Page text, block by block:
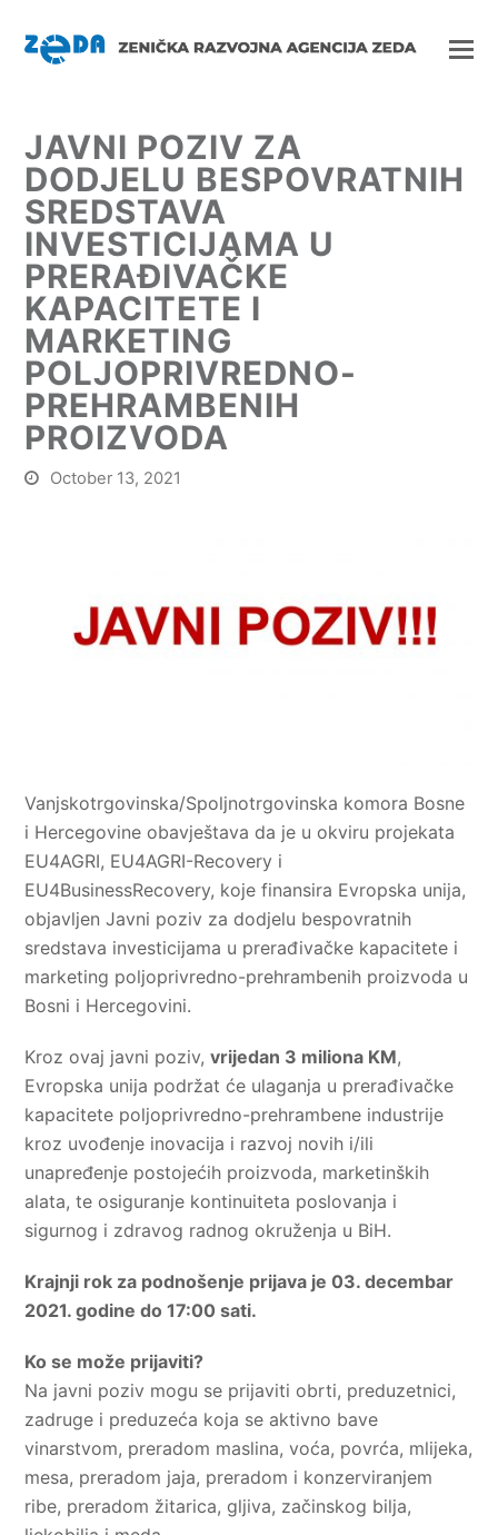
JAVNI POZIV ZA
DODJELU BESPOVRATNIH
SREDSTAVA
INVESTICIJAMA U
PRERAĐIVAČKE
KAPACITETE I
MARKETING
POLJOPRIVREDNO-
PREHRAMBENIH
PROIZVODA
October 13, 2021
Vanjskotrgovinska/Spoljnotrgovinska komora Bosne
i Hercegovine obavještava da je u okviru projekata
EU4AGRI, EU4AGRI-Recovery i
EU4BusinessRecovery, koje finansira Evropska unija,
objavljen Javni poziv za dodjelu bespovratnih
sredstava investicijama u prerađivačke kapacitete i
marketing poljoprivredno-prehrambenih proizvoda u
Bosni i Hercegovini.
Kroz ovaj javni poziv,vrijedan 3 miliona KM,
Evropska unija podržat će ulaganja u prerađivačke
kapacitete poljoprivredno-prehrambene industrije
kroz uvođenje inovacija i razvoj novih i/ili
unapređenje postojećih proizvoda, marketinških
alata, te osiguranje kontinuiteta poslovanja i
sigurnog i zdravog radnog okruženja u BiH.
Krajnji rok za podnošenje prijava je 03. decembar
2021. godine do 17:00 sati.
Ko se može prijaviti?
Na javni poziv mogu se prijaviti obrti, preduzetnici,
zadruge i preduzeća koja se aktivno bave
vinarstvom, preradom maslina, voća, povrća, mlijeka,
mesa, preradom jaja, preradom i konzerviranjem
ribe, preradom žitarica, gljiva, začinskog bilja,